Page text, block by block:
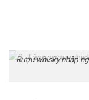
Rượu whisky nhập